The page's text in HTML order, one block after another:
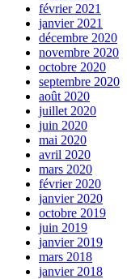
février 2021
janvier 2021
décembre 2020
novembre 2020
octobre 2020
septembre 2020
août 2020
juillet 2020
juin 2020
mai 2020
avril 2020
mars 2020
février 2020
janvier 2020
octobre 2019
juin 2019
janvier 2019
mars 2018
janvier 2018